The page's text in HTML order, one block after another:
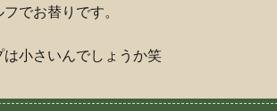
でお替りです。
小さいんでしょうか笑